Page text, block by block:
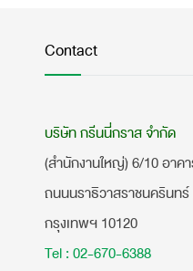
Contact
บริษัท กรีนนี่กราส จำกัด
(สำนักงานใหญ่) 6/10 อา
ถนนนราธิวาสราชนครินทร์
กรุงเทพฯ 10120
Tel : 02-670-6388